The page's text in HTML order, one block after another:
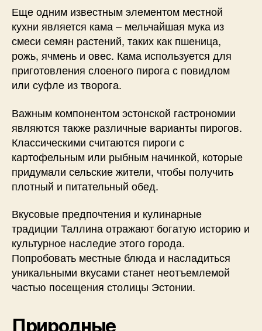
Еще одним известным элементом местной
кухни является кама – мельчайшая мука из
смеси семян растений, таких как пшеница,
рожь, ячмень и овес. Кама используется для
приготовления слоеного пирога с повидлом
или суфле из творога.
Важным компонентом эстонской гастрономии
являются также различные варианты пирогов.
Классическими считаются пироги с
картофельным или рыбным начинкой, которые
придумали сельские жители, чтобы получить
плотный и питательный обед.
Вкусовые предпочтения и кулинарные
традиции Таллина отражают богатую историю и
культурное наследие этого города.
Попробовать местные блюда и насладиться
уникальными вкусами станет неотъемлемой
частью посещения столицы Эстонии.
Природные